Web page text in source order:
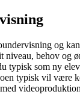
og
niveau, behov og
typisk som ny
typisk vil være